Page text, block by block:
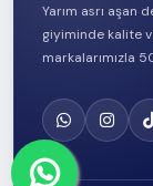
Yarım asrı aşan
giyiminde kalite
markalarımızla